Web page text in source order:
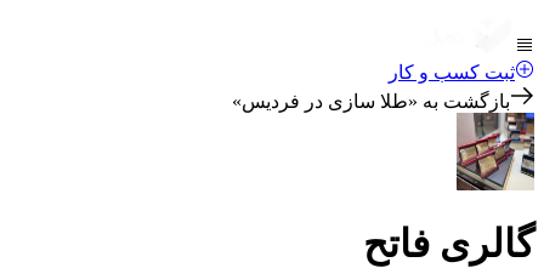
ثبت کسب و کار
بازگشت به «طلا سازی در فردیس»
گالری فاتح